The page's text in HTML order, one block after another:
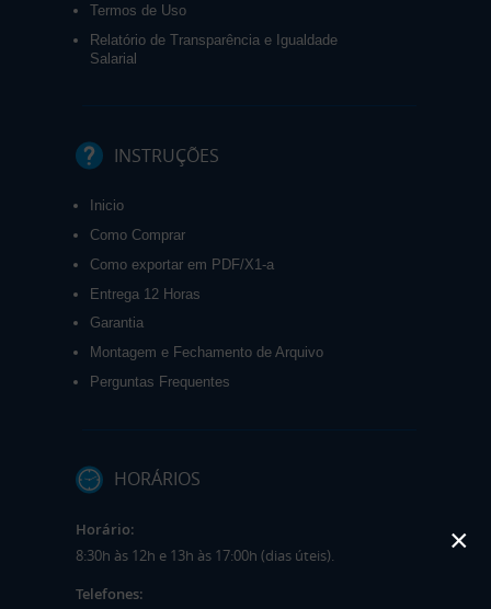
Termos de Uso
Relatório de Transparência e Igualdade
Salarial
INSTRUÇÕES
Inicio
Como Comprar
Como exportar em PDF/X1-a
Entrega 12 Horas
Garantia
Montagem e Fechamento de Arquivo
Perguntas Frequentes
HORÁRIOS
Horário:
8:30h às 12h e 13h às 17:00h (dias úteis).
Telefones:
×